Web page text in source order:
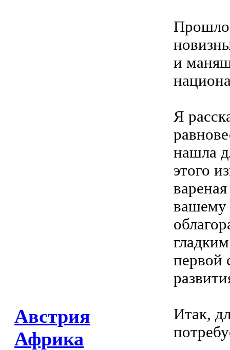
Австрия
Африка
Прошло
и
Я
нашла
этого
вашему
первой
Итак,